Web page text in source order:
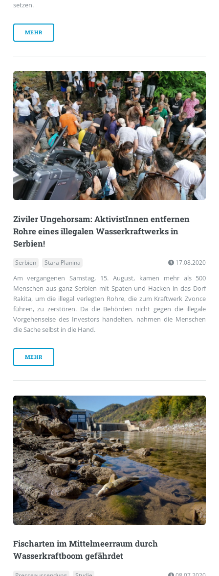
setzen.
MEHR
Ziviler Ungehorsam: AktivistInnen entfernen
Rohre eines illegalen Wasserkraftwerks in
Serbien!
Serbien Stara Planina 17.08.2020
Am vergangenen Samstag, 15. August, kamen mehr als 500
Menschen aus ganz Serbien mit Spaten und Hacken in das Dorf
Rakita, um die illegal verlegten Rohre, die zum Kraftwerk Zvonce
führen, zu zerstören. Da die Behörden nicht gegen die illegale
Vorgehenseise des Investors handelten, nahmen die Menschen
die Sache selbst in die Hand.
MEHR
Fischarten im Mittelmeerraum durch
Wasserkraftboom gefährdet